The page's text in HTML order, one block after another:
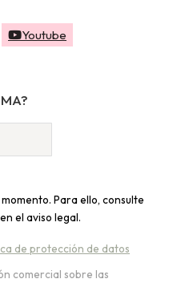
Youtube
Para ello, consulte
el aviso legal.
de protección de datos
comercial sobre las